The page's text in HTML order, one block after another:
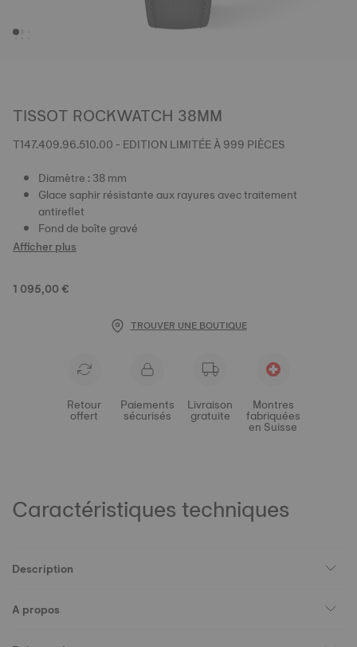
TISSOT ROCKWATCH 38MM
T147.409.96.510.00 - EDITION LIMITÉE À 999 PIÈCES
Diamètre : 38 mm
Glace saphir résistante aux rayures avec traitement
antireflet
Fond de boîte gravé
Afficher plus
1 095,00 €
TROUVER UNE BOUTIQUE
Retour
offert
Paiements
sécurisés
Livraison
gratuite
Montres
fabriquées
en Suisse
Caractéristiques techniques
Description
A propos